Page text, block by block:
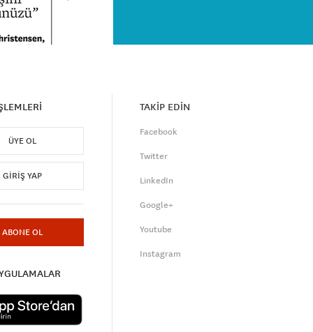
ÜYE OL
GIRIŞ YAP
ABONE OL
TAKİP EDİN
Facebook
Twitter
LinkedIn
Google+
Youtube
Instagram